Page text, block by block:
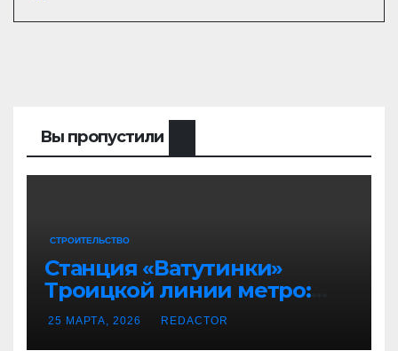
Вы пропустили
СТРОИТЕЛЬСТВО
Станция «Ватутинки»
Троицкой линии метро:
масштабные бетонные
работы и развитие
25 МАРТА, 2026 REDACTOR